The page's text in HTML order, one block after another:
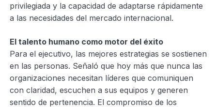
privilegiada y la capacidad de adaptarse rápidamente
a las necesidades del mercado internacional.
El talento humano como motor del éxito
Para el ejecutivo, las mejores estrategias se sostienen
en las personas. Señaló que hoy más que nunca las
organizaciones necesitan líderes que comuniquen
con claridad, escuchen a sus equipos y generen
sentido de pertenencia. El compromiso de los